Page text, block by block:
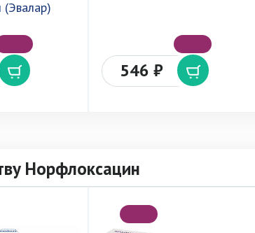
546 ₽
Норфлоксацин